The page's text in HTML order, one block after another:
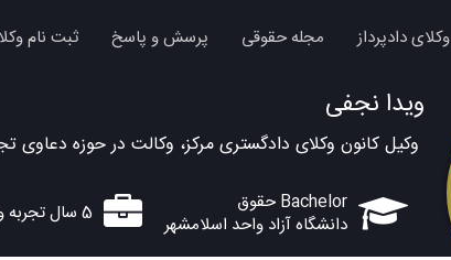
وکلای دادپرداز مجله حقوقی پرسش و پاسخ ثبت نام وکلا
ویدا نجفی
وکیل کانون وکلای دادگستری مرکز، وکالت در حوزه دعاوی
Bachelor حقوق
دانشگاه آزاد واحد اسلامشهر
5 سال تجربه وکالت